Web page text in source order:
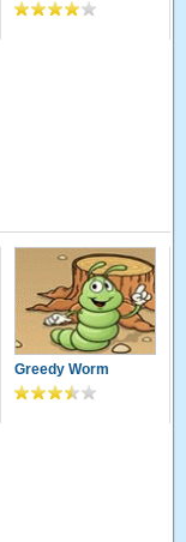
Greedy Worm